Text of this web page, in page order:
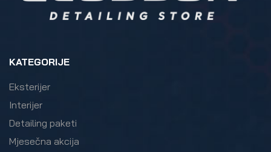
KATEGORIJE
Eksterijer
Interijer
Detailing paketi
Mjesečna akcija